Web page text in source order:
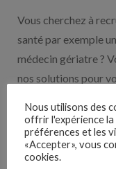
Vous cherchez à
santé par exemple
médecin gériatre ?
nos solutions pour
Nous utilisons des
offrir l'expérience
préférences et les
«Accepter», vous
cookies.